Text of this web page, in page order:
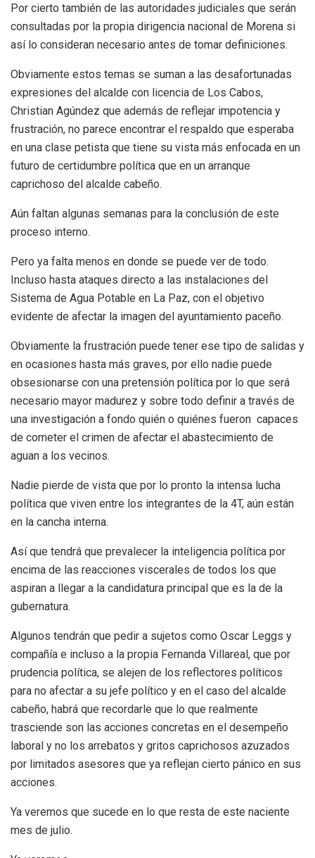
Por cierto también de las autoridades judiciales que serán
consultadas por la propia dirigencia nacional de Morena si
así lo consideran necesario antes de tomar definiciones.
Obviamente estos temas se suman a las desafortunadas
expresiones del alcalde con licencia de Los Cabos,
Christian Agúndez que además de reflejar impotencia y
frustración, no parece encontrar el respaldo que esperaba
en una clase petista que tiene su vista más enfocada en un
futuro de certidumbre política que en un arranque
caprichoso del alcalde cabeño.
Aún faltan algunas semanas para la conclusión de este
proceso interno.
Pero ya falta menos en donde se puede ver de todo.
Incluso hasta ataques directo a las instalaciones del
Sistema de Agua Potable en La Paz, con el objetivo
evidente de afectar la imagen del ayuntamiento paceño.
Obviamente la frustración puede tener ese tipo de salidas y
en ocasiones hasta más graves, por ello nadie puede
obsesionarse con una pretensión política por lo que será
necesario mayor madurez y sobre todo definir a través de
una investigación a fondo quién o quiénes fueron capaces
de cometer el crimen de afectar el abastecimiento de
aguan a los vecinos.
Nadie pierde de vista que por lo pronto la intensa lucha
política que viven entre los integrantes de la 4T, aún están
en la cancha interna.
Así que tendrá que prevalecer la inteligencia política por
encima de las reacciones viscerales de todos los que
aspiran a llegar a la candidatura principal que es la de la
gubernatura.
Algunos tendrán que pedir a sujetos como Oscar Leggs y
compañía e incluso a la propia Fernanda Villareal, que por
prudencia política, se alejen de los reflectores políticos
para no afectar a su jefe político y en el caso del alcalde
cabeño, habrá que recordarle que lo que realmente
trasciende son las acciones concretas en el desempeño
laboral y no los arrebatos y gritos caprichosos azuzados
por limitados asesores que ya reflejan cierto pánico en sus
acciones.
Ya veremos que sucede en lo que resta de este naciente
mes de julio.